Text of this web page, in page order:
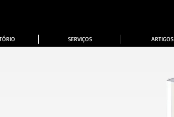
SERVIÇOS ARTIGOS